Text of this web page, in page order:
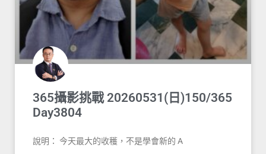
365攝影挑戰 20260531(日)150/365
Day3804
說明： 今天最大的收穫，不是學會新的 A